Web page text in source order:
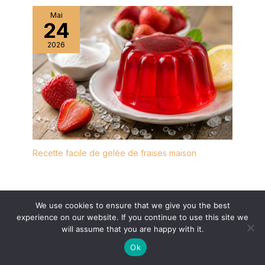
12,5 cm) et des
étiquettes gratuites.
Différentes tailles de
récipients en verre sont
disponibles pour
répondre à vos besoins
de rangement dans la
cuisine et la garder
propre et bien rangée.
Chaque bocal de
conservation avec
couvercle est emballé de
Mai
24
2026
Recette facile de gelée de fraises maison
We use cookies to ensure that we give you the best
experience on our website. If you continue to use this site we
will assume that you are happy with it.
Ok